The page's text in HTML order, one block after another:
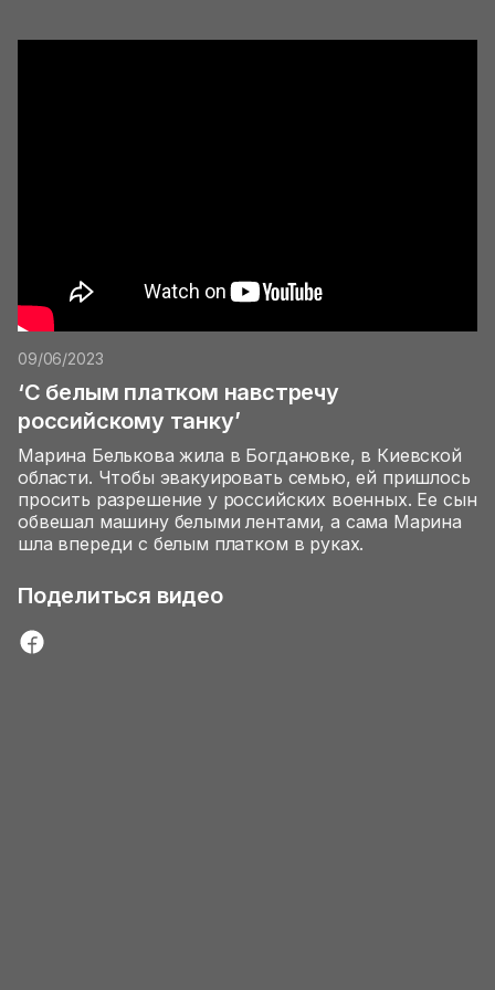
09/06/2023
‘С белым платком навстречу
российскому танку’
Марина Белькова жила в Богдановке, в Киевской
области. Чтобы эвакуировать семью, ей пришлось
просить разрешение у российских военных. Ее сын
обвешал машину белыми лентами, а сама Марина
шла впереди с белым платком в руках.
Поделиться видео